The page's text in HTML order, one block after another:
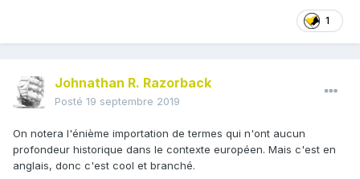
1
Johnathan R. Razorback
Posté 19 septembre 2019
On notera l'énième importation de termes qui n'ont aucun
profondeur historique dans le contexte européen. Mais c'est en
anglais, donc c'est cool et branché.